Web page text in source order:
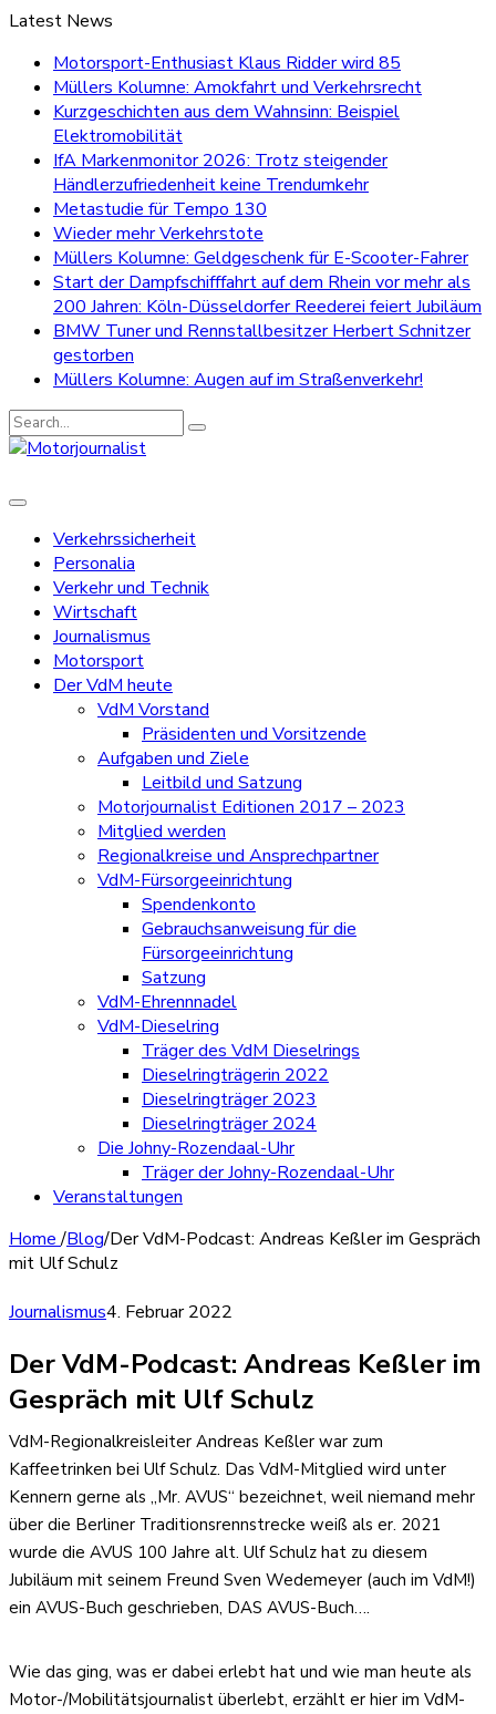
Latest News
Motorsport-Enthusiast Klaus Ridder wird 85
Müllers Kolumne: Amokfahrt und Verkehrsrecht
Kurzgeschichten aus dem Wahnsinn: Beispiel
Elektromobilität
IfA Markenmonitor 2026: Trotz steigender
Händlerzufriedenheit keine Trendumkehr
Metastudie für Tempo 130
Wieder mehr Verkehrstote
Müllers Kolumne: Geldgeschenk für E-Scooter-Fahrer
Start der Dampfschifffahrt auf dem Rhein vor mehr als
200 Jahren: Köln-Düsseldorfer Reederei feiert Jubiläum
BMW Tuner und Rennstallbesitzer Herbert Schnitzer
gestorben
Müllers Kolumne: Augen auf im Straßenverkehr!
Search
for:
Verkehrssicherheit
Personalia
Verkehr und Technik
Wirtschaft
Journalismus
Motorsport
Der VdM heute
VdM Vorstand
Präsidenten und Vorsitzende
Aufgaben und Ziele
Leitbild und Satzung
Motorjournalist Editionen 2017 – 2023
Mitglied werden
Regionalkreise und Ansprechpartner
VdM-Fürsorgeeinrichtung
Spendenkonto
Gebrauchsanweisung für die
Fürsorgeeinrichtung
Satzung
VdM-Ehrennnadel
VdM-Dieselring
Träger des VdM Dieselrings
Dieselringträgerin 2022
Dieselringträger 2023
Dieselringträger 2024
Die Johny-Rozendaal-Uhr
Träger der Johny-Rozendaal-Uhr
Veranstaltungen
Home/Blog/Der VdM-Podcast: Andreas Keßler im Gespräch
mit Ulf Schulz
Journalismus4. Februar 2022
Der VdM-Podcast: Andreas Keßler im
Gespräch mit Ulf Schulz
VdM-Regionalkreisleiter Andreas Keßler war zum
Kaffeetrinken bei Ulf Schulz. Das VdM-Mitglied wird unter
Kennern gerne als „Mr. AVUS“ bezeichnet, weil niemand mehr
über die Berliner Traditionsrennstrecke weiß als er. 2021
wurde die AVUS 100 Jahre alt. Ulf Schulz hat zu diesem
Jubiläum mit seinem Freund Sven Wedemeyer (auch im VdM!)
ein AVUS-Buch geschrieben, DAS AVUS-Buch….
Wie das ging, was er dabei erlebt hat und wie man heute als
Motor-/Mobilitätsjournalist überlebt, erzählt er hier im VdM-